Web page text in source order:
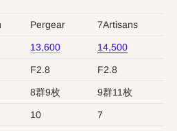
Pergear 7Artisans
13,600 14,500
F2.8 F2.8
8群9枚 9群11枚
10 7